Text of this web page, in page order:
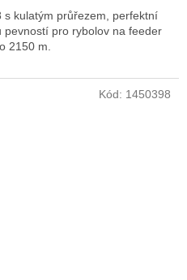
s kulatým průřezem, perfektní
pro rybolov na feeder
2150 m.
Kód: 1450398